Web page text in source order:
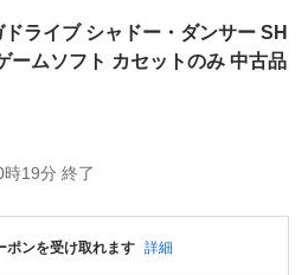
認済み 講談社 YU
TAKA 現状品
ek/F3
ライブ シャドー・ダンサー SH
ームソフト カセットのみ 中古品
時19分 終了
ポンを受け取れます 詳細